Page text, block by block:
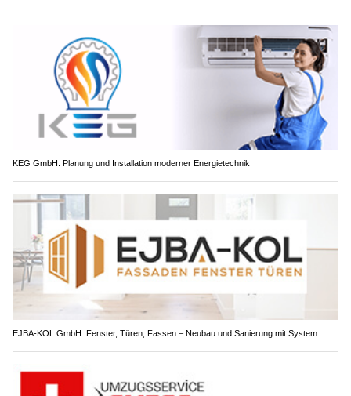
KEG GmbH: Planung und Installation moderner Energietechnik
EJBA-KOL GmbH: Fenster, Türen, Fassen – Neubau und Sanierung mit System